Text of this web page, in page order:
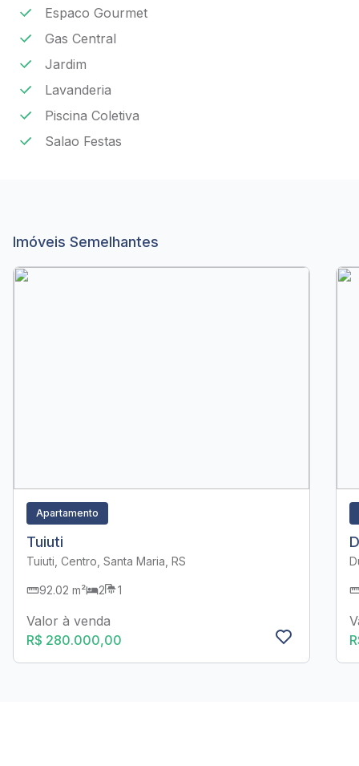
Espaco Gourmet
Gas Central
Jardim
Lavanderia
Piscina Coletiva
Salao Festas
Imóveis Semelhantes
Apartamento
Tuiuti
Tuiuti, Centro, Santa Maria, RS
92.02 m² 2 1
Valor à venda
R$ 280.000,00